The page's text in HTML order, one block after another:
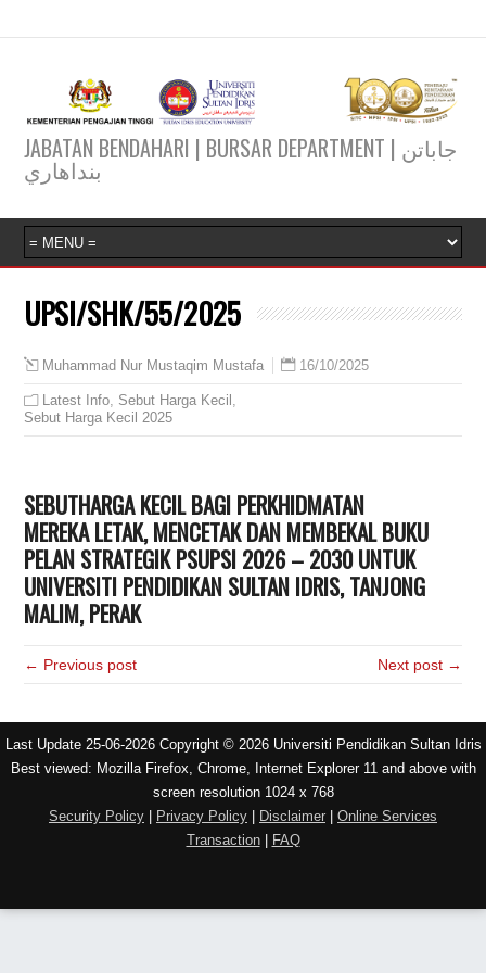
JABATAN BENDAHARI | BURSAR DEPARTMENT | جاباتن
بنداهاري
UPSI/SHK/55/2025
Muhammad Nur Mustaqim Mustafa 16/10/2025
Latest Info, Sebut Harga Kecil ,
Sebut Harga Kecil 2025
SEBUTHARGA KECIL BAGI PERKHIDMATAN
MEREKA LETAK, MENCETAK DAN MEMBEKAL BUKU
PELAN STRATEGIK PSUPSI 2026 – 2030 UNTUK
UNIVERSITI PENDIDIKAN SULTAN IDRIS, TANJONG
MALIM, PERAK
← Previous post Next post →
Last Update 25-06-2026 Copyright © 2026 Universiti Pendidikan Sultan Idris
Best viewed: Mozilla Firefox, Chrome, Internet Explorer 11 and above with
screen resolution 1024 x 768
Security Policy Privacy Policy Disclaimer
Online Services
Transaction| FAQ